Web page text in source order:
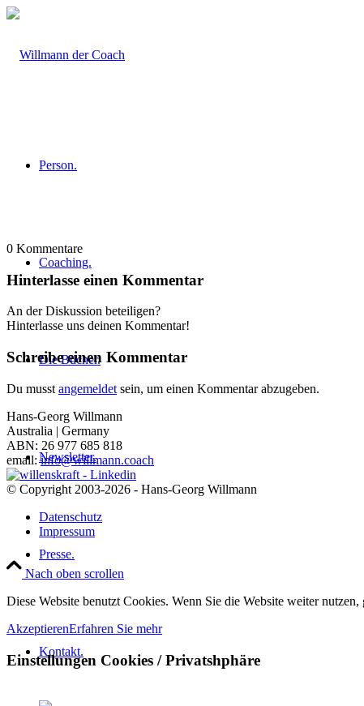
Person.
Coaching.
Die Bücher.
Newsletter.
Presse.
Kontakt.
0 Kommentare
Hinterlasse einen Kommentar
An der Diskussion beteiligen?
Hinterlasse uns deinen Kommentar!
Schreibe einen Kommentar
Du musst angemeldet sein, um einen Kommentar abzugeben.
Hans-Georg Willmann
Australia | Germany
ABN: 26 977 685 818
email:info@willmann.coach
© Copyright 2003-2026 - Hans-Georg Willmann
Datenschutz
Impressum
Nach oben scrollen
Diese Website benutzt Cookies. Wenn Sie die Website weiter
AkzeptierenErfahren Sie mehr
Einstellungen Cookies / Privatshphäre